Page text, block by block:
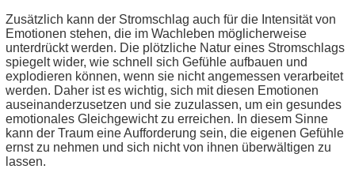
Zusätzlich kann der Stromschlag auch für die Intensität von
Emotionen stehen, die im Wachleben möglicherweise
unterdrückt werden. Die plötzliche Natur eines Stromschlags
spiegelt wider, wie schnell sich Gefühle aufbauen und
explodieren können, wenn sie nicht angemessen verarbeitet
werden. Daher ist es wichtig, sich mit diesen Emotionen
auseinanderzusetzen und sie zuzulassen, um ein gesundes
emotionales Gleichgewicht zu erreichen. In diesem Sinne
kann der Traum eine Aufforderung sein, die eigenen Gefühle
ernst zu nehmen und sich nicht von ihnen überwältigen zu
lassen.